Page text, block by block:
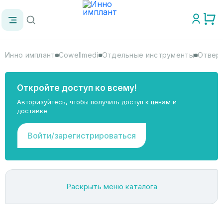
Инно имплант Cowellmedi Отдельные инструменты
Откройте доступ ко всему!
Авторизуйтесь, чтобы получить доступ к ценам и
доставке
Войти/зарегистрироваться
Раскрыть меню каталога